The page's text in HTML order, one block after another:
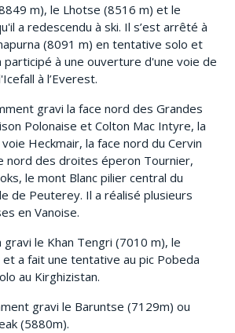
m), le Lhotse (8516 m) et le
a redescendu à ski. Il s’est arrêté à
(8091 m) en tentative solo et
participé à une ouverture d'une voie de
à l’Everest.
gravi la face nord des Grandes
Polonaise et Colton Mac Intyre, la
Heckmair, la face nord du Cervin
nord des droites éperon Tournier,
le mont Blanc pilier central du
de Peuterey. Il a réalisé plusieurs
en Vanoise.
gravi le Khan Tengri (7010 m), le
a fait une tentative au pic Pobeda
au Kirghizistan.
gravi le Baruntse (7129m) ou
(5880m).